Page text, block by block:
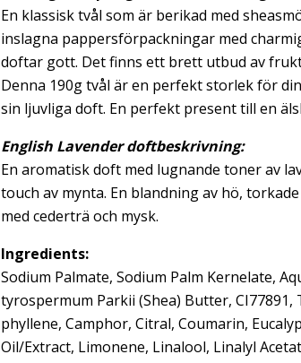
En klassisk tvål som är berikad med
inslagna pappersförpackningar med
doftar gott. Det finns ett brett utbud av
Denna 190g tvål är en perfekt storlek för
sin ljuvliga doft. En perfekt present till en
English Lavender doftbeskrivning:
En aromatisk doft med lugnande toner av
touch av mynta. En blandning av hö,
med cederträ och mysk.
Ingredients:
Sodium Palmate, Sodium Palm Kernelate,
tyrospermum Parkii (Shea) Butter,
phyllene, Camphor, Citral, Coumarin,
Oil/Extract, Limonene, Linalool, Linalyl